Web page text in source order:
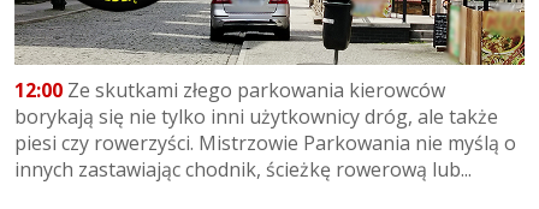
12:00 Ze skutkami złego parkowania kierowców
borykają się nie tylko inni użytkownicy dróg, ale także
piesi czy rowerzyści. Mistrzowie Parkowania nie myślą o
innych zastawiając chodnik, ścieżkę rowerową lub...